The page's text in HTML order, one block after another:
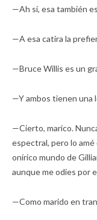
—Ah sí, esa también
—A esa catira la
—Bruce Willis es un
—Y ambos tienen una
—Cierto, marico.
espectral, pero lo
onírico mundo de
aunque me odies por
—Como marido en